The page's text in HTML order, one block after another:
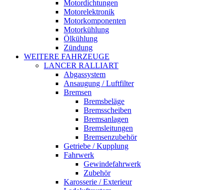
Motordichtungen
Motorelektronik
Motorkomponenten
Motorkühlung
Ölkühlung
Zündung
WEITERE FAHRZEUGE
LANCER RALLIART
Abgassystem
Ansaugung / Luftfilter
Bremsen
Bremsbeläge
Bremsscheiben
Bremsanlagen
Bremsleitungen
Bremsenzubehör
Getriebe / Kupplung
Fahrwerk
Gewindefahrwerk
Zubehör
Karosserie / Exterieur